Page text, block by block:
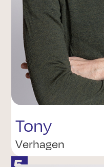
Tony
Verhagen